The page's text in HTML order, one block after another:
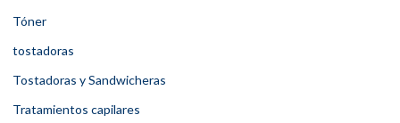
Tóner
tostadoras
Tostadoras y Sandwicheras
Tratamientos capilares